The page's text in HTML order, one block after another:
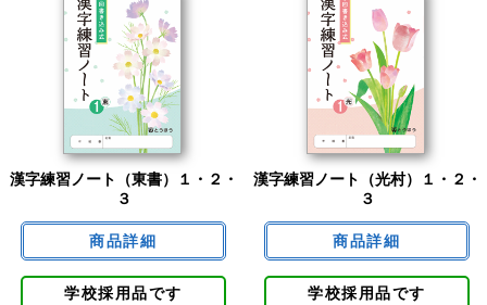
漢字練習ノート（東書）１・２・
３
学校採用品です
漢字練習ノート（光村）１・２・
３
学校採用品です